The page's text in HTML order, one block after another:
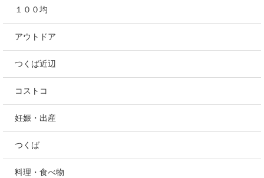
１００均
アウトドア
つくば近辺
コストコ
妊娠・出産
つくば
料理・食べ物